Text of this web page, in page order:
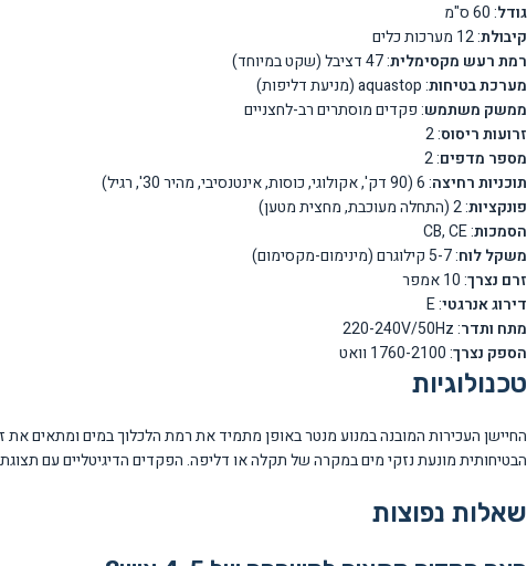
גודל: 60 ס"מ
קיבולת: 12 מערכות כלים
רמת רעש מקסימלית: 47 דציבל (שקט במיוחד)
מערכת בטיחות: aquastop (מניעת דליפות)
ממשק משתמש: פקדים מוסתרים רב-לחצניים
זרועות ריסוס: 2
מספר מדפים: 2
תוכניות רחיצה: 6 (90 דק', אקולוגי, כוסות, אינטנסיבי, מהיר 30', רגיל)
פונקציות: 2 (התחלה מעוכבת, מחצית מטען)
הסמכות: CB, CE
משקל לוח: 5-7 קילוגרם (מינימום-מקסימום)
זרם נצרך: 10 אמפר
דירוג אנרגטי: E
מתח ותדר: 220-240V/50Hz
הספק נצרך: 1760-2100 וואט
טכנולוגיות
הבטיחותית מונעת נזקי מים במקרה של תקלה או דליפה. הפקדים הדיגיטליים עם תצוגת LED מאפשרים שליטה מלאה ונוחה בכל הפונקציות.
שאלות נפוצות